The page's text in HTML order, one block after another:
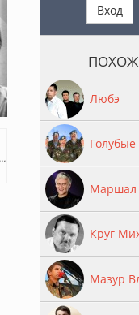
Вход
Любэ
Маршал
Круг
Мазур